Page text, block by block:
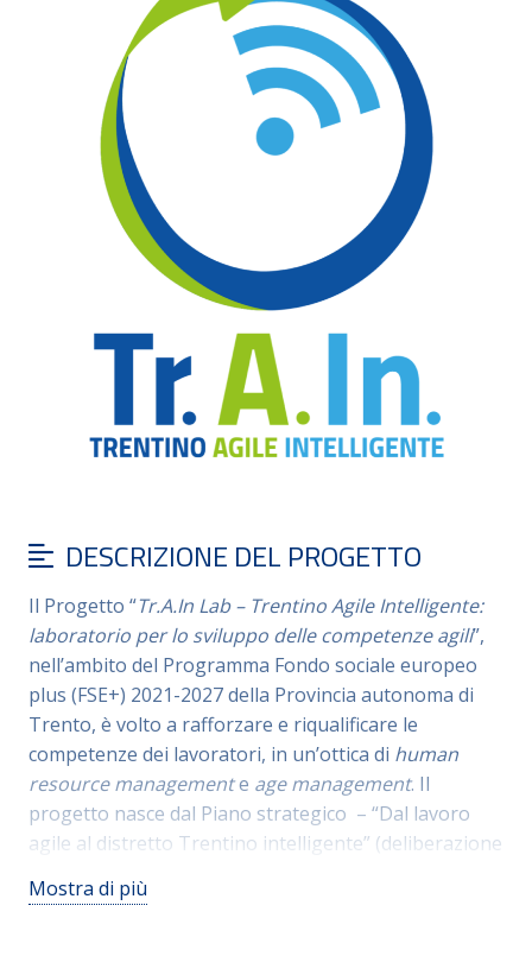
DESCRIZIONE DEL PROGETTO
Il Progetto “Tr.A.In Lab – Trentino Agile Intelligente:
laboratorio per lo sviluppo delle competenze agili”,
nell’ambito del Programma Fondo sociale europeo
plus (FSE+) 2021-2027 della Provincia autonoma di
Trento, è volto a rafforzare e riqualificare le
competenze dei lavoratori, in un’ottica di human
resource managemente age management. Il
progetto nasce dal Piano strategico – “Dal lavoro
agile al distretto Trentino intelligente” (deliberazione
di lavorare per l’innovazione organizzativa e lo
Mostra di più